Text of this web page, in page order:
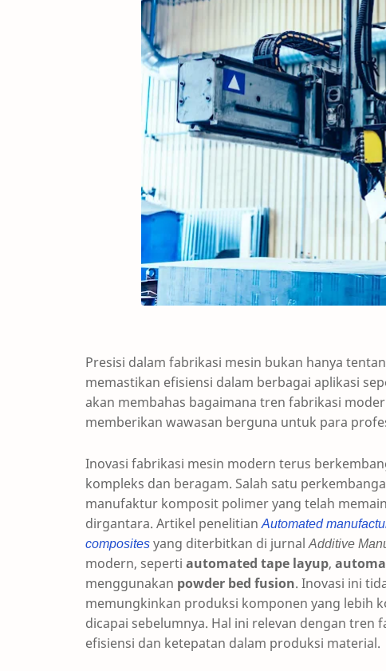
Presisi dalam fabrikasi mesin bukan hanya
memastikan efisiensi dalam berbagai aplikasi
akan membahas bagaimana tren fabrikasi
memberikan wawasan berguna untuk para
Inovasi fabrikasi mesin modern terus
kompleks dan beragam. Salah satu
manufaktur komposit polimer yang telah
dirgantara. Artikel penelitianAutomated
compositesyang diterbitkan di jurnalAdditive
modern, seperti automated tape layup,
menggunakan powder bed fusion. Inovasi ini
memungkinkan produksi komponen yang lebih
dicapai sebelumnya. Hal ini relevan dengan
efisiensi dan ketepatan dalam produksi material.